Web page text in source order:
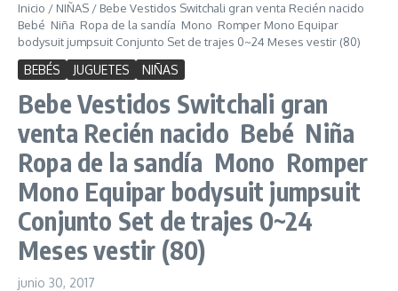
Inicio / NIÑAS / Bebe Vestidos Switchali gran venta Recién nacido
Bebé Niña Ropa de la sandía Mono Romper Mono Equipar
bodysuit jumpsuit Conjunto Set de trajes 0~24 Meses vestir (80)
BEBÉS JUGUETES NIÑAS
Bebe Vestidos Switchali gran
venta Recién nacido Bebé Niña
Ropa de la sandía Mono Romper
Mono Equipar bodysuit jumpsuit
Conjunto Set de trajes 0~24
Meses vestir (80)
junio 30, 2017